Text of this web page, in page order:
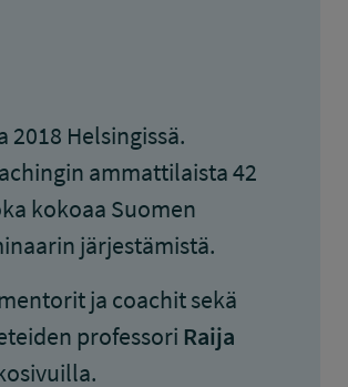
Helsingissä.
ammattilaista 42
kokoaa Suomen
järjestämistä.
ja coachit sekä
professori Raija